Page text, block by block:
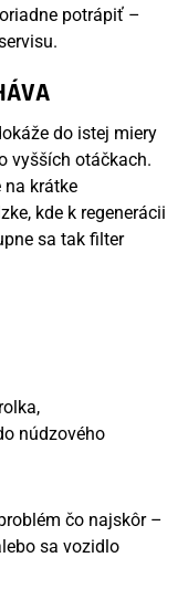
potrápiť –
do istej miery
vyšších otáčkach.
na krátke
kde k regenerácii
sa tak filter
núdzového
čo najskôr –
sa vozidlo